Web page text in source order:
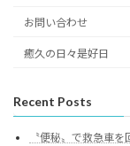
お問い合わせ
癒久の日々是好日
Recent Posts
〝便秘〟で救急車